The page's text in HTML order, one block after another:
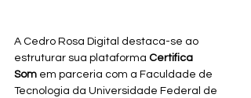
A Cedro Rosa Digital destaca-se ao
estruturar sua plataforma Certifica
Som em parceria com a Faculdade de
Tecnologia da Universidade Federal de